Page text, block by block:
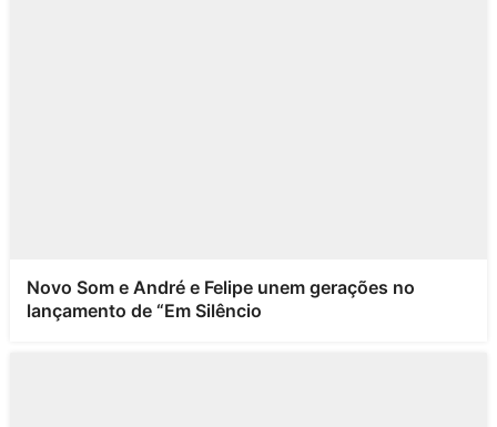
Novo Som e André e Felipe unem gerações no
lançamento de “Em Silêncio